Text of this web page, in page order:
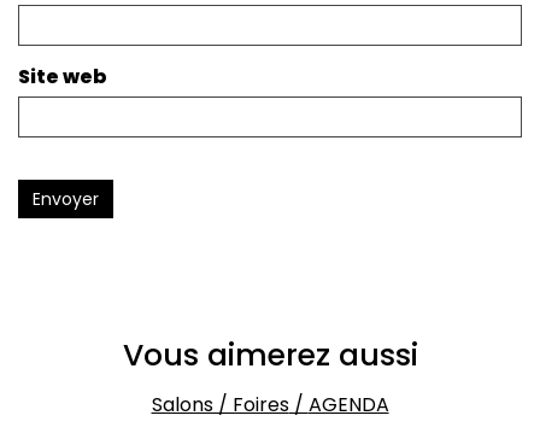
Site web
Envoyer
Vous aimerez aussi
Salons / Foires/ AGENDA